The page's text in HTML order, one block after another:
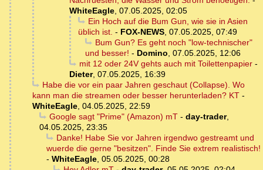
WhiteEagle, 07.05.2025, 02:05
Ein Hoch auf die Bum Gun, wie sie in Asien
üblich ist. - FOX-NEWS, 07.05.2025, 07:49
Bum Gun? Es geht noch "low-technischer"
und besser! - Domino, 07.05.2025, 12:06
mit 12 oder 24V gehts auch mit Toilettenpapier-
Dieter, 07.05.2025, 16:39
Habe die vor ein paar Jahren geschaut (Collapse). Wo
kann man die streamen oder besser herunterladen? KT -
WhiteEagle, 04.05.2025, 22:59
Google sagt "Prime" (Amazon) mT- day-trader,
04.05.2025, 23:35
Danke! Habe Sie vor Jahren irgendwo gestreamt und
wuerde die gerne "besitzen". Finde Sie extrem realistisch!
- WhiteEagle, 05.05.2025, 00:28